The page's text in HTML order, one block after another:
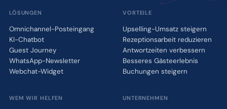
LÖSUNGEN
Omnichannel-Posteingang
KI-Chatbot
Guest Journey
WhatsApp-Newsletter
Webchat-Widget
VORTEILE
Upselling-Umsatz steigern
Rezeptionsarbeit reduzieren
Antwortzeiten verbessern
Besseres Gästeerlebnis
Buchungen steigern
WEM WIR HELFEN UNTERNEHMEN